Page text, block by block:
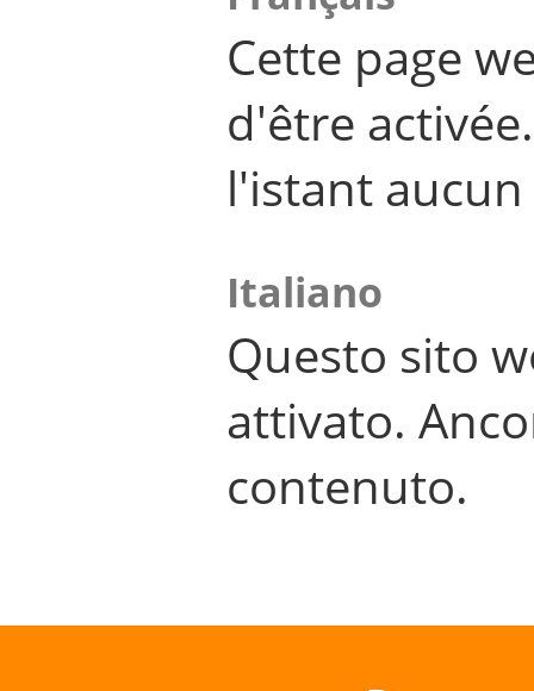
Cette page
d'être
l'istant
Italiano
Questo sito
attivato.
contenuto.